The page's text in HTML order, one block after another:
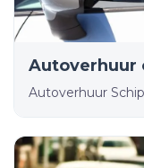
Autoverhuur
Autoverhuur